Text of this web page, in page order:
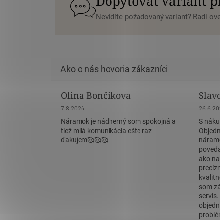
Nevidíte požadovaný variant? Radi
Olina Bončikova
Hodnotenie obchodu je 5 z 5 hviezdičiek.
7.8.2026
Náramok je nádherný som spokojná a
tiež milá komunikácia ešte raz
ďakujem🥰🥰🥰
S
ako
som